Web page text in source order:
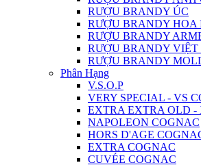
RƯỢU BRANDY ÚC
RƯỢU BRANDY HOA
RƯỢU BRANDY
RƯỢU BRANDY
RƯỢU BRANDY
Phân Hạng
V.S.O.P
VERY SPECIAL - VS
EXTRA EXTRA OLD -
NAPOLEON COGNAC
HORS D'AGE
EXTRA COGNAC
CUVÉE COGNAC